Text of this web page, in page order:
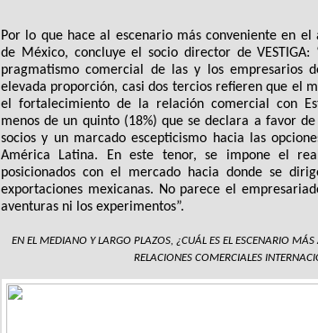
Por lo que hace al escenario más conveniente en
de México, concluye el socio director de VESTIGA:
pragmatismo comercial de las y los empresarios
elevada proporción, casi dos tercios refieren que el
el fortalecimiento de la relación comercial con
menos de un quinto (18%) que se declara a favor
socios y un marcado escepticismo hacia las
América Latina. En este tenor, se impone el
posicionados con el mercado hacia donde se
exportaciones mexicanas. No parece el
aventuras ni los experimentos”.
EN EL MEDIANO Y LARGO PLAZOS, ¿CUÁL ES EL ESCENARIO
RELACIONES COMERCIALES